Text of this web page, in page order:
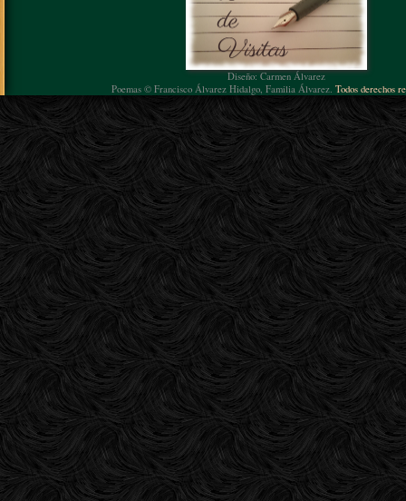
Diseño: Carmen Álvarez
Poemas © Francisco Álvarez Hidalgo, Familia Álvarez. Todos derechos